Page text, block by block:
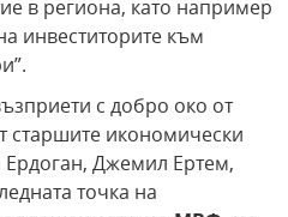
в региона, като например
инвеститорите към
с добро око от
старшите икономически
Ердоган, Джемил Ертем,
точка на